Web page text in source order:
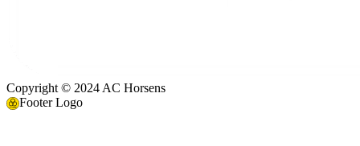
Copyright © 2024 AC Horsens
Footer Logo